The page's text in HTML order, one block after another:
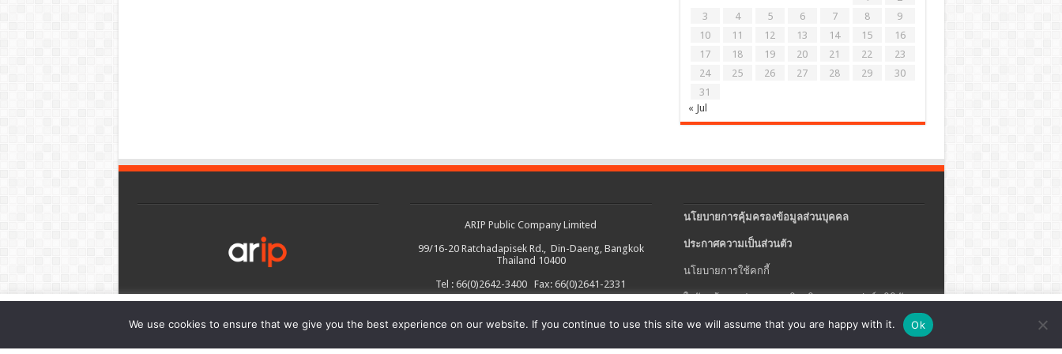
3
4 5 6 7 8
9
10
11 12 13 14 15
16
17
18 19 20 21 22
23
24
25 26 27 28 29
30
31
« Jul
ARIP Public Company Limited
99/16-20 Ratchadapisek Rd., Din-Daeng, Bangkok
Thailand 10400
Tel : 66(0)2642-3400 Fax: 66(0)2641-2331
นโยบายการคุ้มครองข้อมูลส่วนบุคคล
ประกาศความเป็นส่วนตัว
นโยบายการใช้คกกี้
ใบรับแจ้งการประกอบธุรกิจบริการแพลตฟอร์มดิจิทัล
นโยบายความปลอดภัยของข้อมูลสารสนเทศ
การนำเสนอเนื้อหาตรงตามความต้องการของท่าน โดยสามารถศึกษารายละเอียดเพิ่มเติมได้ใน นโยบายคุกกี้
We use cookies to ensure that we give you the best experience on our website. If you continue to use this site we will assume that you are happy with it. Ok